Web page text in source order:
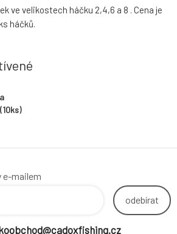
ve velikostech háčku 2,4,6 a 8 . Cena je
háčků.
e-mailem
odebírat